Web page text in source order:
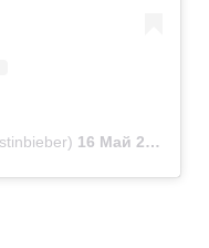
16 Май 2019 в 12:08 PDT